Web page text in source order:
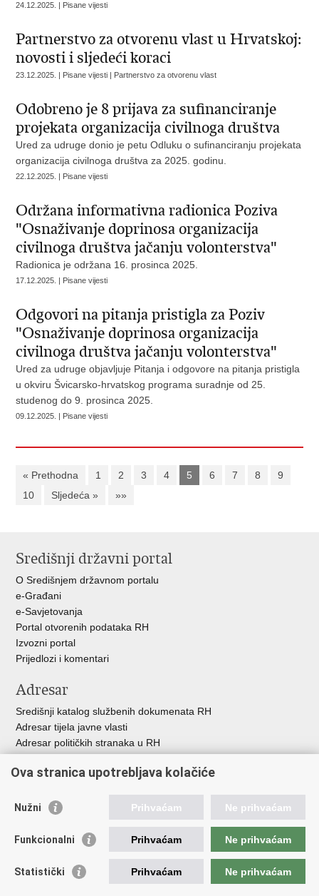
24.12.2025. | Pisane vijesti
Partnerstvo za otvorenu vlast u Hrvatskoj:
novosti i sljedeći koraci
23.12.2025. | Pisane vijesti | Partnerstvo za otvorenu vlast
Odobreno je 8 prijava za sufinanciranje
projekata organizacija civilnoga društva
Ured za udruge donio je petu Odluku o sufinanciranju projekata
organizacija civilnoga društva za 2025. godinu.
22.12.2025. | Pisane vijesti
Održana informativna radionica Poziva
"Osnaživanje doprinosa organizacija
civilnoga društva jačanju volonterstva"
Radionica je održana 16. prosinca 2025.
17.12.2025. | Pisane vijesti
Odgovori na pitanja pristigla za Poziv
"Osnaživanje doprinosa organizacija
civilnoga društva jačanju volonterstva"
Ured za udruge objavljuje Pitanja i odgovore na pitanja pristigla
u okviru Švicarsko-hrvatskog programa suradnje od 25.
studenog do 9. prosinca 2025.
09.12.2025. | Pisane vijesti
« Prethodna 1 2 3 4 5 6 7 8
9
10
Sljedeća » »»
Središnji državni portal
O Središnjem državnom portalu
e-Građani
e-Savjetovanja
Portal otvorenih podataka RH
Izvozni portal
Prijedlozi i komentari
Adresar
Središnji katalog službenih dokumenata RH
Adresar tijela javne vlasti
Adresar političkih stranaka u RH
Besplatni telefoni javne uprave
Važne poveznice
Vlada Republike Hrvatske
Registar neprofitnih organizacija
Ova stranica upotrebljava kolačiće
Nužni Prihvaćam Ne prihvaćam
Funkcionalni Prihvaćam Ne prihvaćam
Statistički Prihvaćam Ne prihvaćam